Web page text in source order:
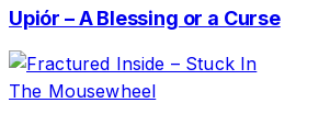
Upiór – A Blessing or a Curse